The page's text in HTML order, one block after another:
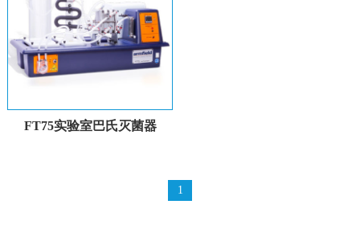
FT75实验室巴氏灭菌器
1